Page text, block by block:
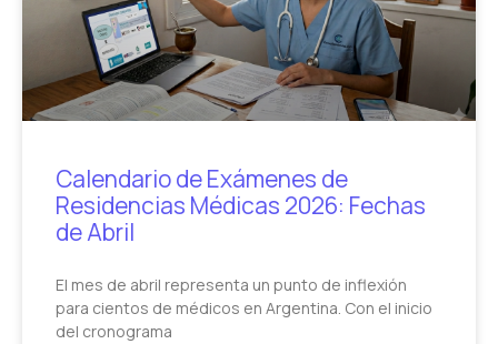
Calendario de Exámenes de
Residencias Médicas 2026: Fechas
de Abril
El mes de abril representa un punto de inflexión
para cientos de médicos en Argentina. Con el inicio
del cronograma